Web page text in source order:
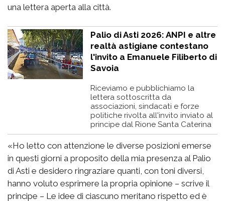
una lettera aperta alla città.
Palio di Asti 2026: ANPI e altre
realtà astigiane contestano
l'invito a Emanuele Filiberto di
Savoia
Riceviamo e pubblichiamo la
lettera sottoscritta da
associazioni, sindacati e forze
politiche rivolta all'invito inviato al
principe dal Rione Santa Caterina
«Ho letto con attenzione le diverse posizioni emerse
in questi giorni a proposito della mia presenza al Palio
di Asti e desidero ringraziare quanti, con toni diversi,
hanno voluto esprimere la propria opinione – scrive il
principe – Le idee di ciascuno meritano rispetto ed è